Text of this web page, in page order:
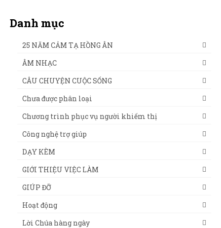
Danh mục
25 NĂM CẢM TẠ HỒNG ÂN
ÂM NHẠC
CÂU CHUYỆN CUỘC SỐNG
Chưa được phân loại
Chương trình phục vụ người khiếm thị
Công nghệ trợ giúp
DẠY KÈM
GIỚI THIỆU VIỆC LÀM
GIÚP ĐỠ
Hoạt động
Lời Chúa hàng ngày